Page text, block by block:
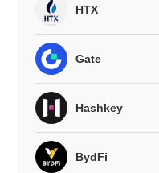
HTX
Gate
Hashkey
BydFi